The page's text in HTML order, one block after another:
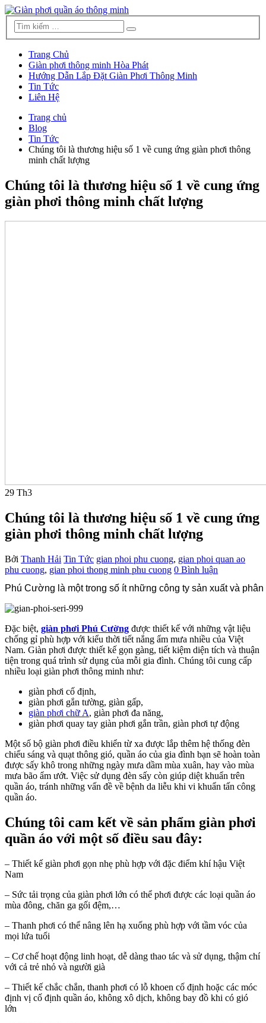
Trang Chủ
Giàn phơi thông minh Hòa Phát
Hướng Dẫn Lắp Đặt Giàn Phơi Thông Minh
Tin Tức
Liên Hệ
Trang chủ
Blog
Tin Tức
Chúng tôi là thương hiệu số 1 về cung ứng giàn phơi thông
minh chất lượng
Chúng tôi là thương hiệu số 1 về cung ứng
giàn phơi thông minh chất lượng
29 Th3
Chúng tôi là thương hiệu số 1 về cung ứng
giàn phơi thông minh chất lượng
Bởi Thanh Hải Tin Tức gian phoi phu cuong, gian phoi quan ao
phu cuong, gian phoi thong minh phu cuong 0 Bình luận
Phú Cường là một trong số ít những công ty sản xuất và
Đặc biệt, giàn phơi Phú Cường được thiết kế với những vật liệu
chống gỉ phù hợp với kiểu thời tiết nắng ẩm mưa nhiều của Việt
Nam. Giàn phơi được thiết kế gọn gàng, tiết kiệm diện tích và thuận
tiện trong quá trình sử dụng của mỗi gia đình. Chúng tôi cung cấp
nhiều loại giàn phơi thông minh như:
giàn phơi cố định,
giàn phơi gắn tường, giàn gấp,
giàn phơi chữ A, giàn phơi đa năng,
giàn phơi quay tay giàn phơi gắn trần, giàn phơi tự động
Một số bộ giàn phơi điều khiển từ xa được lắp thêm hệ thống đèn
chiếu sáng và quạt thông gió, quần áo của gia đình bạn sẽ hoàn toàn
được sấy khô trong những ngày mưa dầm mùa xuân, hay vào mùa
mưa bão ẩm ướt. Việc sử dụng đèn sấy còn giúp diệt khuẩn trên
quần áo, tránh những vấn đề về bệnh da liễu khi vi khuẩn tấn công
quần áo.
Chúng tôi cam kết về sản phẩm giàn phơi
quần áo với một số điều sau đây:
– Thiết kế giàn phơi gọn nhẹ phù hợp với đặc điểm khí hậu Việt
Nam
– Sức tải trọng của giàn phơi lớn có thể phơi được các loại quần áo
mùa đông, chăn ga gối đệm,…
– Thanh phơi có thể nâng lên hạ xuống phù hợp với tầm vóc của
mọi lứa tuổi
– Cơ chế hoạt động linh hoạt, dễ dàng thao tác và sử dụng, thậm chí
với cả trẻ nhỏ và người già
– Thiết kế chắc chắn, thanh phơi có lỗ khoen cố định hoặc các móc
định vị cố định quần áo, không xô dịch, không bay đồ khi có gió
lớn